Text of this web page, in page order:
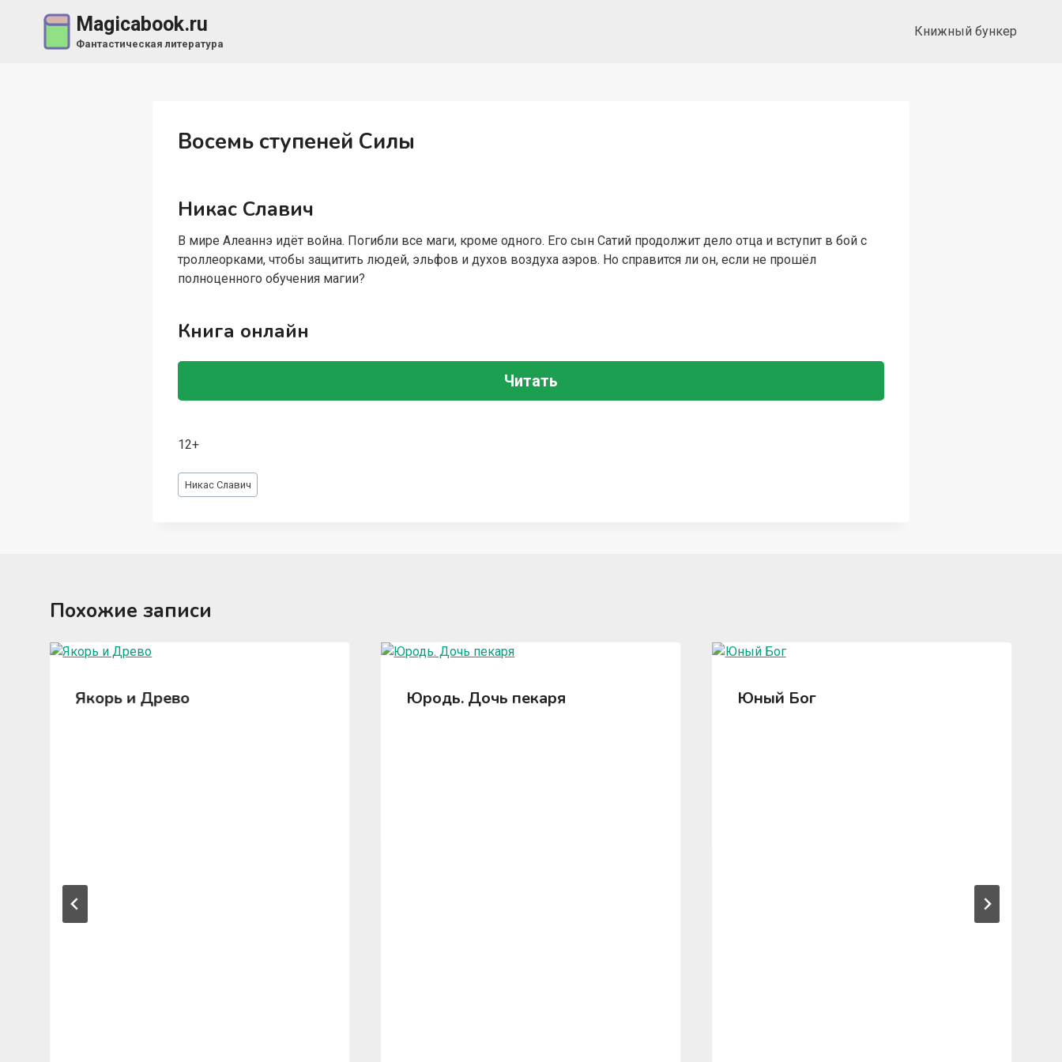
содержимому
Magicabook.ru
Фантастическая литература
Книжный бункер
Восемь ступеней Силы
Никас Славич
В мире Алеаннэ идёт война. Погибли все маги, кроме одного. Его сын Сатий продолжит дело отца и вступит в бой с
троллеорками, чтобы защитить людей, эльфов и духов воздуха аэров. Но справится ли он, если не прошёл
полноценного обучения магии?
Книга онлайн
Читать
12+
Метки
записи:
Никас Славич
Похожие записи
Якорь и Древо Юродь. Дочь пекаря Юный Бог